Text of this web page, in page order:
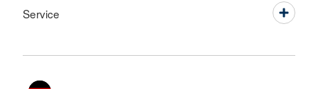
Service
Sprache wechseln zu